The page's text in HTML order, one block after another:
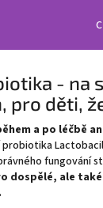
- na
pro děti,
a po léčbě
fungování
dospělé, ale